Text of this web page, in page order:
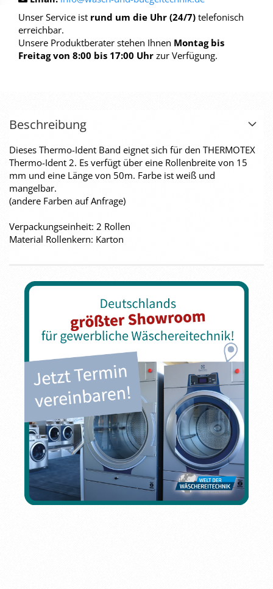
Unser Service ist rund um die Uhr (24/7) telefonisch
erreichbar.
Unsere Produktberater stehen Ihnen Montag bis
Freitag von 8:00 bis 17:00 Uhr zur Verfügung.
Beschreibung
Dieses Thermo-Ident Band eignet sich für den THERMOTEX
Thermo-Ident 2. Es verfügt über eine Rollenbreite von 15
mm und eine Länge von 50m. Farbe ist weiß und
mangelbar.
(andere Farben auf Anfrage)
Verpackungseinheit: 2 Rollen
Material Rollenkern: Karton